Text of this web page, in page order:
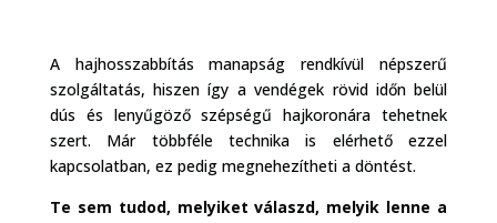
A hajhosszabbítás manapság rendkívül népszerű
szolgáltatás, hiszen így a vendégek rövid időn belül
dús és lenyűgöző szépségű hajkoronára tehetnek
szert. Már többféle technika is elérhető ezzel
kapcsolatban, ez pedig megnehezítheti a döntést.
Te sem tudod, melyiket válaszd, melyik lenne a